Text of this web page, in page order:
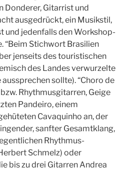
Donderer, Gitarrist und
ausgedrückt, ein Musikstil,
und jedenfalls den Workshop-
“Beim Stichwort Brasilien
jenseits des touristischen
des Landes verwurzelte
sollte). “Choro de
Rhythmusgitarren, Geige
Pandeiro, einem
Cavaquinho an, der
sanfter Gesamtklang,
Rhythmus-
Schmelz) oder
bis zu drei Gitarren Andrea